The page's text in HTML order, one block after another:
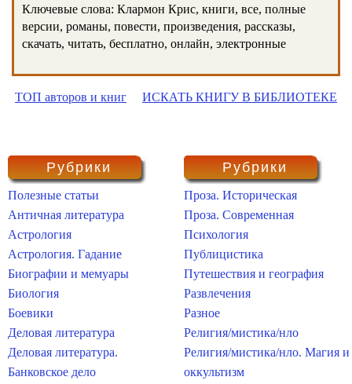
Ключевые слова: Клармон Крис, книги, все, полные
версии, романы, повести, произведения, рассказы,
скачать, читать, бесплатно, онлайн, электронные
ТОП авторов и книг ИСКАТЬ КНИГУ В БИБЛИОТЕКЕ
Рубрики
Полезные статьи
Античная литература
Астрология
Астрология. Гадание
Биографии и мемуары
Биология
Боевики
Деловая литература
Деловая литература.
Банковское дело
Рубрики
Проза. Историческая
Проза. Современная
Психология
Публицистика
Путешествия и география
Развлечения
Разное
Религия/мистика/нло
Религия/мистика/нло. Магия и
оккультизм